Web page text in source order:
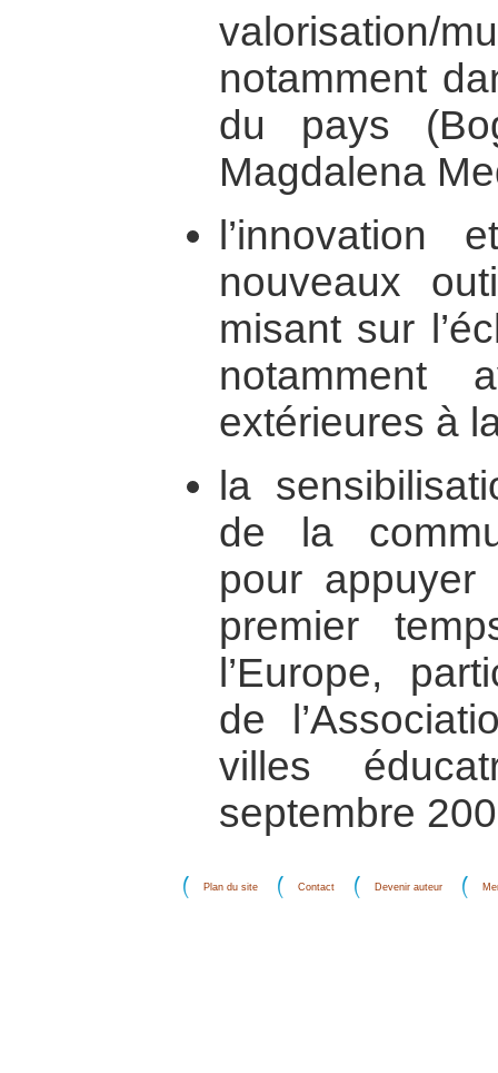
valorisation/
notamment
du pays
Magdalena
l’innovation
nouveaux
misant sur
notamment
extérieures à
la
de la
pour
premier
l’Europe,
de
villes
septembre
Plan du site Contact Devenir auteur